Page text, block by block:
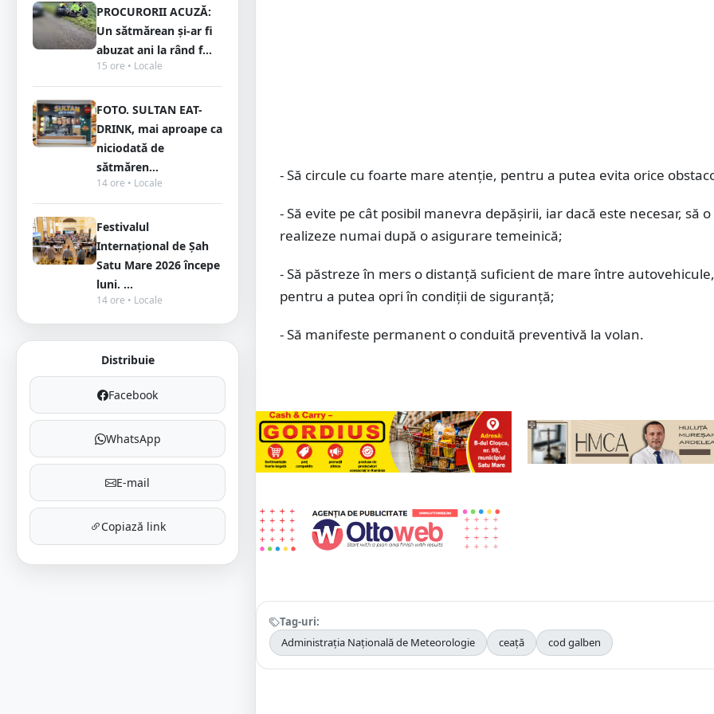
PROCURORII ACUZĂ:
Un sătmărean și-ar fi
abuzat ani la rând f...
15 ore • Locale
FOTO. SULTAN EAT-
DRINK, mai aproape ca
niciodată de
sătmăren...
14 ore • Locale
Festivalul
Internațional de Șah
Satu Mare 2026 începe
luni. ...
14 ore • Locale
Distribuie
Facebook
WhatsApp
E-mail
Copiază link
- Să circule cu foarte mare atenţie, pentru a putea evita orice
- Să evite pe cât posibil manevra depăşirii, iar dacă este necesar, să o
realizeze numai după o asigurare temeinică;
- Să păstreze în mers o distanţă suficient de mare între autovehicule,
pentru a putea opri în condiţii de siguranţă;
- Să manifeste permanent o conduită preventivă la volan.
Tag-uri:
Administrația Națională de Meteorologie
ceață cod galben